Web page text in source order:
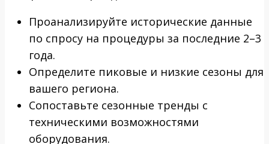
Проанализируйте исторические данные
по спросу на процедуры за последние 2–3
года.
Определите пиковые и низкие сезоны для
вашего региона.
Сопоставьте сезонные тренды с
техническими возможностями
оборудования.